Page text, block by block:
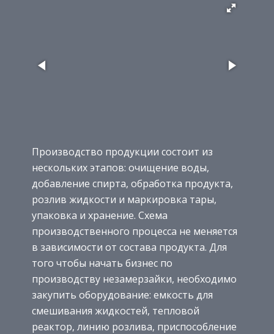
Производство продукции состоит из
нескольких этапов: очищение воды,
добавление спирта, обработка продукта,
розлив жидкости и маркировка тары,
упаковка и хранение. Схема
производственного процесса не меняется
в зависимости от состава продукта. Для
того чтобы начать бизнес по
производству незамерзайки, необходимо
закупить оборудование: емкость для
смешивания жидкостей, тепловой
реактор, линию розлива, приспособление